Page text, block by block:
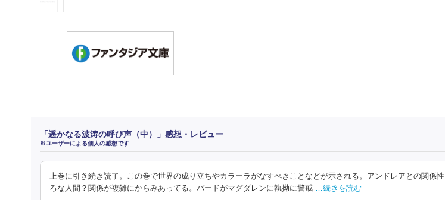
「遥かなる波涛の呼び声（中）」感想・レビュー
※ユーザーによる個人の感想です
上巻に引き続き読了。この巻で世界の成り立ちやカラーラがなすべきことなどが示される。アンドレアとの関係
ろな人間？関係が複雑にからみあってる。バードがマグダレンに執拗に警戒
…続きを読む